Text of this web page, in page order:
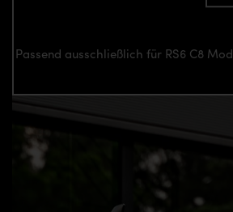
Passend ausschließlich für RS6 C8